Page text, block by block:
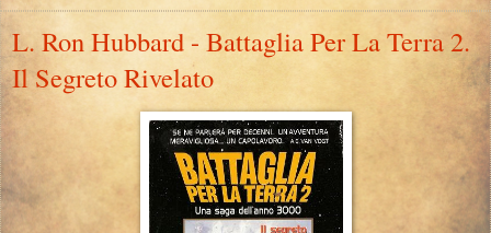
L. Ron Hubbard - Battaglia Per La Terra 2.
Il Segreto Rivelato